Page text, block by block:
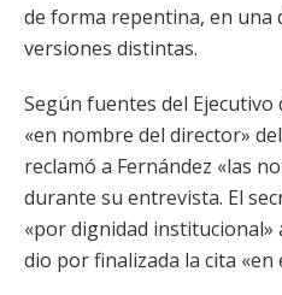
de forma repentina, en una
versiones distintas.
Según fuentes del
«en nombre del director»
reclamó a Fernández «las
durante su entrevista. El
«por dignidad
dio por finalizada la cita «en